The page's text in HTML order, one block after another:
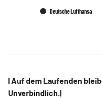
Deutsche Lufthansa
| Auf dem Laufenden
Unverbindlich.|